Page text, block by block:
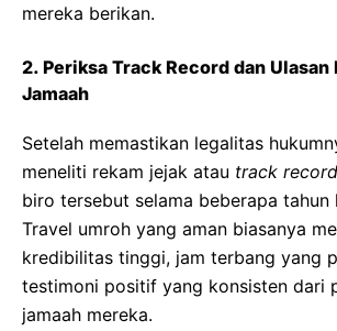
mereka berikan.
2. Periksa Track Record dan Ulasan
Jamaah
Setelah memastikan legalitas
meneliti rekam jejak atau track record
biro tersebut selama beberapa tahun
Travel umroh yang aman biasanya
kredibilitas tinggi, jam terbang yang
testimoni positif yang konsisten dari
jamaah mereka.